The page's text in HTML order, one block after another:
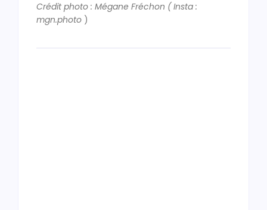
Crédit photo : Mégane Fréchon ( Insta :
mgn.photo )